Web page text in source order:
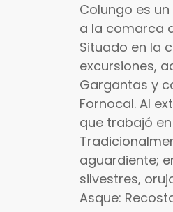
Colungo es
a la comarca
Situado en la
excursiones,
Gargantas y
Fornocal. Al
que trabajó
aguardiente;
silvestres,
Asque: